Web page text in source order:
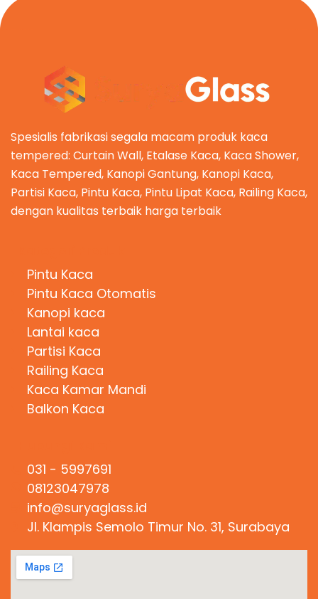
Spesialis fabrikasi segala macam produk kaca
tempered: Curtain Wall, Etalase Kaca, Kaca Shower,
Kaca Tempered, Kanopi Gantung, Kanopi Kaca,
Partisi Kaca, Pintu Kaca, Pintu Lipat Kaca, Railing Kaca,
dengan kualitas terbaik harga terbaik
Pintu Kaca
Pintu Kaca Otomatis
Kanopi kaca
Lantai kaca
Partisi Kaca
Railing Kaca
Kaca Kamar Mandi
Balkon Kaca
031 - 5997691
08123047978
info@suryaglass.id
Jl. Klampis Semolo Timur No. 31, Surabaya